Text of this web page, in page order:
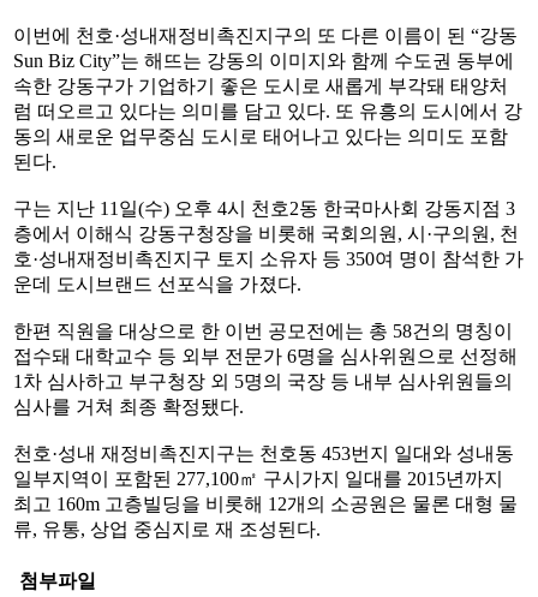
이번에 천호·성내재정비촉진지구의 또 다른 이름이 된 “강동
Sun Biz City”는 해뜨는 강동의 이미지와 함께 수도권 동부에
속한 강동구가 기업하기 좋은 도시로 새롭게 부각돼 태양처
럼 떠오르고 있다는 의미를 담고 있다. 또 유흥의 도시에서 강
동의 새로운 업무중심 도시로 태어나고 있다는 의미도 포함
된다.
구는 지난 11일(수) 오후 4시 천호2동 한국마사회 강동지점 3
층에서 이해식 강동구청장을 비롯해 국회의원, 시·구의원, 천
호·성내재정비촉진지구 토지 소유자 등 350여 명이 참석한 가
운데 도시브랜드 선포식을 가졌다.
한편 직원을 대상으로 한 이번 공모전에는 총 58건의 명칭이
접수돼 대학교수 등 외부 전문가 6명을 심사위원으로 선정해
1차 심사하고 부구청장 외 5명의 국장 등 내부 심사위원들의
심사를 거쳐 최종 확정됐다.
천호·성내 재정비촉진지구는 천호동 453번지 일대와 성내동
일부지역이 포함된 277,100㎡ 구시가지 일대를 2015년까지
최고 160m 고층빌딩을 비롯해 12개의 소공원은 물론 대형 물
류, 유통, 상업 중심지로 재 조성된다.
첨부파일